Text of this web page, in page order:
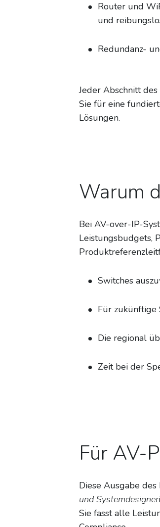
Router und
und
Redundanz-
Jeder Abschnitt
Sie für eine
Lösungen.
Warum
Bei AV-over-IP-
Leistungsbudgets,
Switches
Für zukünftige
Die regional
Zeit bei der
Für AV-
Diese Ausgabe
und Systemdesigner
Sie fasst alle